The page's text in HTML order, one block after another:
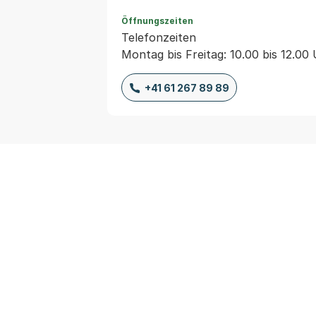
Öffnungszeiten
Telefonzeiten
Montag bis Freitag: 10.00 bis 12.00
+41 61 267 89 89